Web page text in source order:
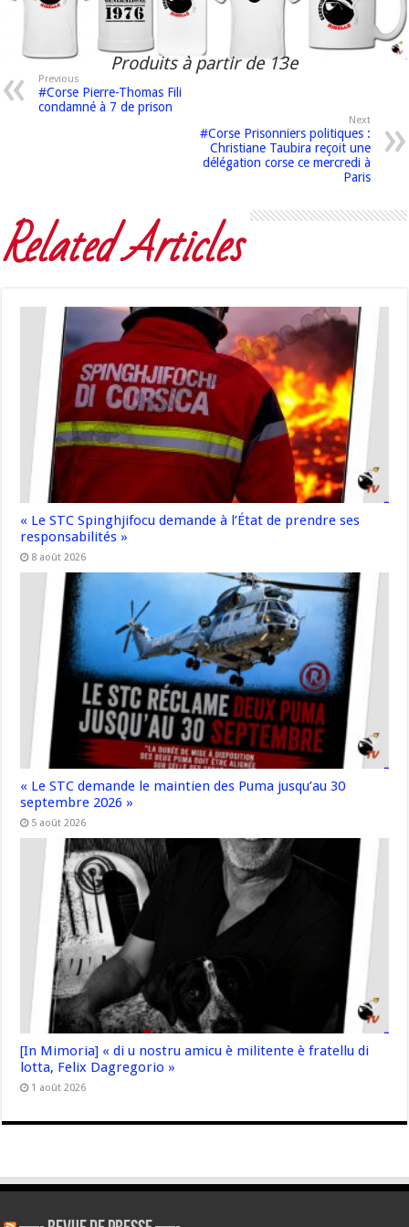
Produits à partir de 13e
Previous
#Corse Pierre-Thomas Fili
condamné à 7 de prison
Next
#Corse Prisonniers politiques :
Christiane Taubira reçoit une
délégation corse ce mercredi à
Paris
Related Articles
« Le STC Spinghjifocu demande à l’État de prendre ses
responsabilités »
8 août 2026
« Le STC demande le maintien des Puma jusqu’au 30
septembre 2026 »
5 août 2026
[In Mimoria] « di u nostru amicu è militente è fratellu di
lotta, Felix Dagregorio »
1 août 2026